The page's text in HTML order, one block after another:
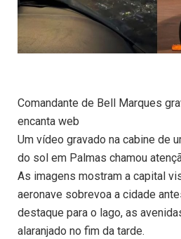
Comandante de Bell Marques
encanta web
Um vídeo gravado na cabine de
do sol em Palmas chamou
As imagens mostram a capital
aeronave sobrevoa a cidade
destaque para o lago, as
alaranjado no fim da tarde.